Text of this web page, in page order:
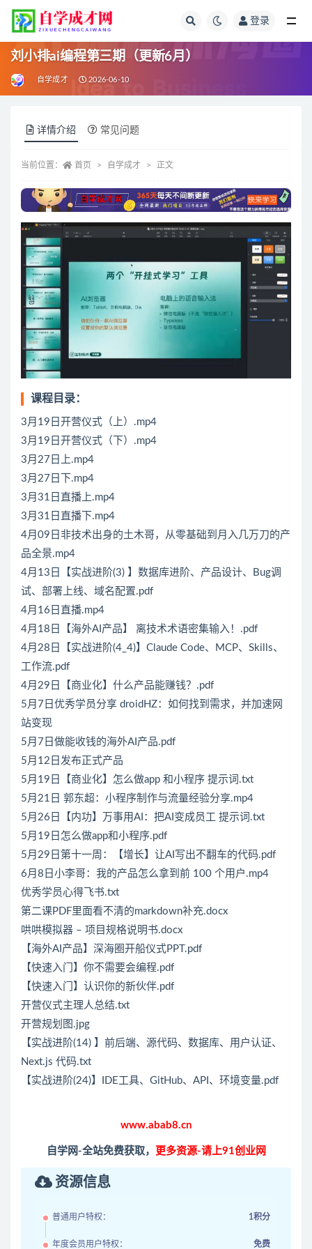
登录
刘小排ai编程第三期（更新6月）
自学成才 2026-06-10
详情介绍 常见问题
当前位置： 首页 自学成才 正文
课程目录：
3月19日开营仪式（上）.mp4
3月19日开营仪式（下）.mp4
3月27日上.mp4
3月27日下.mp4
3月31日直播上.mp4
3月31日直播下.mp4
4月09日非技术出身的土木哥，从零基础到月入几万刀的产
品全景.mp4
4月13日【实战进阶(3) 】数据库进阶、产品设计、Bug调
试、部署上线、域名配置.pdf
4月16日直播.mp4
4月18日【海外AI产品】 离技术术语密集输入！.pdf
4月28日【实战进阶(4_4)】Claude Code、MCP、Skills、
工作流.pdf
4月29日【商业化】什么产品能赚钱？.pdf
5月7日优秀学员分享 droidHZ：如何找到需求，并加速网
站变现
5月7日做能收钱的海外AI产品.pdf
5月12日发布正式产品
5月19日【商业化】怎么做app 和小程序 提示词.txt
5月21日 郭东超：小程序制作与流量经验分享.mp4
5月26日【内功】万事用AI：把AI变成员工 提示词.txt
5月19日怎么做app和小程序.pdf
5月29日第十一周：【增长】让AI写出不翻车的代码.pdf
6月8日小李哥：我的产品怎么拿到前 100 个用户.mp4
优秀学员心得飞书.txt
第二课PDF里面看不清的markdown补充.docx
哄哄模拟器 – 项目规格说明书.docx
【海外AI产品】深海圈开船仪式PPT.pdf
【快速入门】你不需要会编程.pdf
【快速入门】认识你的新伙伴.pdf
开营仪式主理人总结.txt
开营规划图.jpg
【实战进阶(14) 】前后端、源代码、数据库、用户认证、
Next.js 代码.txt
【实战进阶(24)】IDE工具、GitHub、API、环境变量.pdf
www.abab8.cn
自学网-全站免费获取， 更多资源-请上91创业网
资源信息
普通用户特权： 1积分
年度会员用户特权： 免费